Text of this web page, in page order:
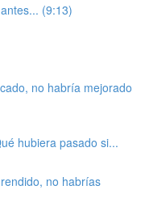
(9:13)
no habría mejorado
hubiera pasado si...
no habrías